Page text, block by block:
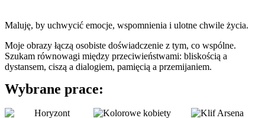
Maluję, by uchwycić emocje, wspomnienia i ulotne chwile życia.
Moje obrazy łączą osobiste doświadczenie z tym, co wspólne.
Szukam równowagi między przeciwieństwami: bliskością a
dystansem, ciszą a dialogiem, pamięcią a przemijaniem.
Wybrane prace: